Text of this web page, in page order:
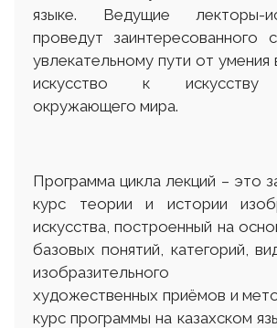
языке. Ведущие лекторы-
проведут заинтересованного
увлекательному пути от умения
искусство к искусству
окружающего мира.
Программа цикла лекций – это
курс теории и истории
искусства, построенный на
базовых понятий, категорий,
изобразительного
художественных приёмов и
курс программы на казахском